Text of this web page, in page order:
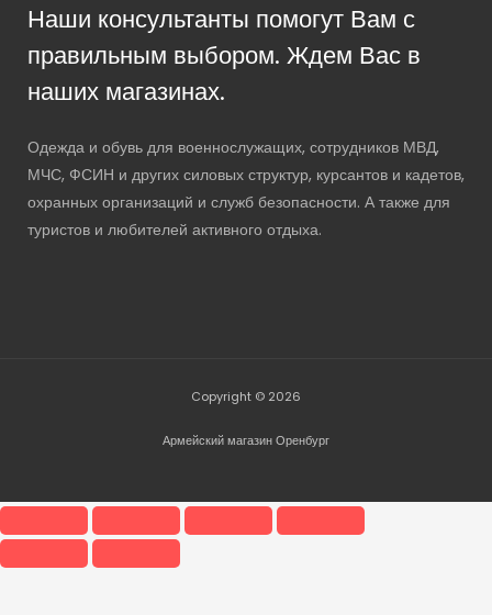
Наши консультанты помогут Вам с
правильным выбором. Ждем Вас в
наших магазинах.
Одежда и обувь для военнослужащих, сотрудников МВД,
МЧС, ФСИН и других силовых структур, курсантов и кадетов,
охранных организаций и служб безопасности. А также для
туристов и любителей активного отдыха.
Copyright © 2026
Армейский магазин Оренбург